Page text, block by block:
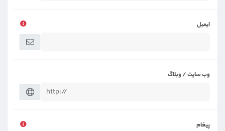
ایمیل
وب سایت / وبلاگ
پیغام